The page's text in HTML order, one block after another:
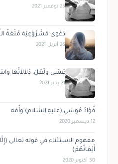
25 نوفمبر 2021
دَعْوى مَشْرُوْعِيّة مُتْعَةُ
26 أبريل 2021
عَسَى ولَعَلَّ، دَلاَلاَتُها
21 يناير 2021
فُؤادُ مُوسَى (عَليهِ السَّلام) َوأُمّه
12 ديسمبر 2020
مفهوم الاستثناء في قوله تعالى
أَيْمَانُهُمْ)
30 أكتوبر 2020